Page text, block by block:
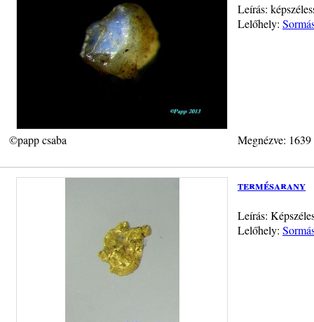
Leírás:
Lelőhely:
©papp csaba Megnézve:
termésarany
Leírás:
Lelőhely: